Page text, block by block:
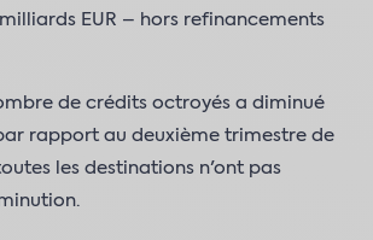
milliards EUR – hors refinancements
de crédits octroyés a diminué
rapport au deuxième trimestre de
les destinations n'ont pas